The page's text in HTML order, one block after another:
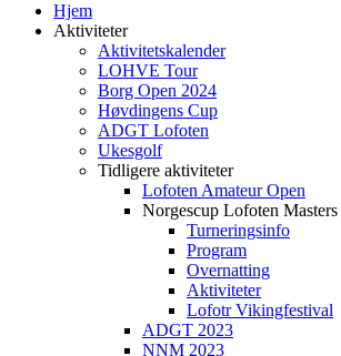
Hjem
Aktiviteter
Aktivitetskalender
LOHVE Tour
Borg Open 2024
Høvdingens Cup
ADGT Lofoten
Ukesgolf
Tidligere aktiviteter
Lofoten Amateur Open
Norgescup Lofoten
Turneringsinfo
Program
Overnatting
Aktiviteter
Lofotr Vikingfestival
ADGT 2023
NNM 2023